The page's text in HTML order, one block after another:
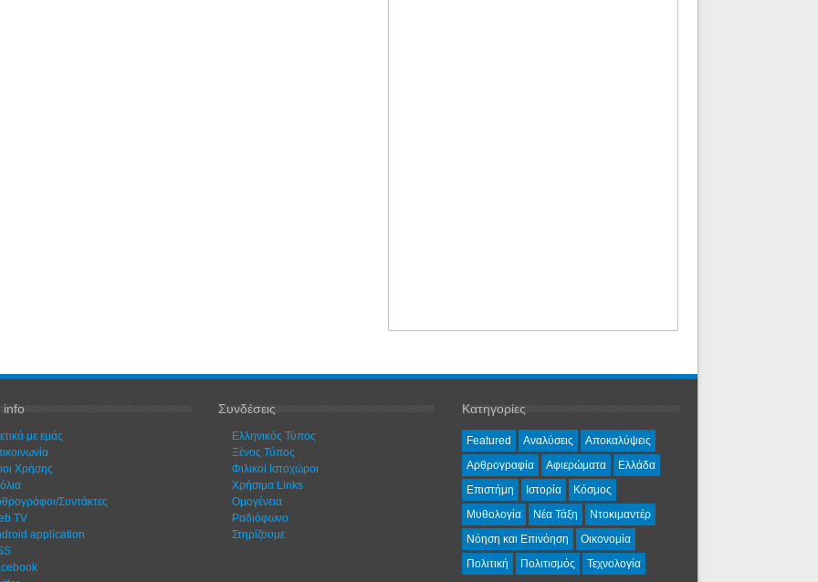
info
με εμάς
Χρήσης
Συντάκτες
TV
application
Συνδέσεις
Ελληνικός Τύπος
Ξένος Τύπος
Φιλικοί Ιστοχώροι
Χρήσιμα Links
Ομογένεια
Ραδιόφωνο
Στηρίζουμε
Κατηγορίες
Featured Αναλύσεις
Αποκαλύψεις
Αρθρογραφία
Αφιερώματα
Ελλάδα
Επιστήμη
Ιστορία
Κόσμος
Μυθολογία
Νέα Τάξη
Ντοκιμαντέρ
Νόηση και Επινόηση
Οικονομία
Πολιτική
Πολιτισμός Τεχνολογία